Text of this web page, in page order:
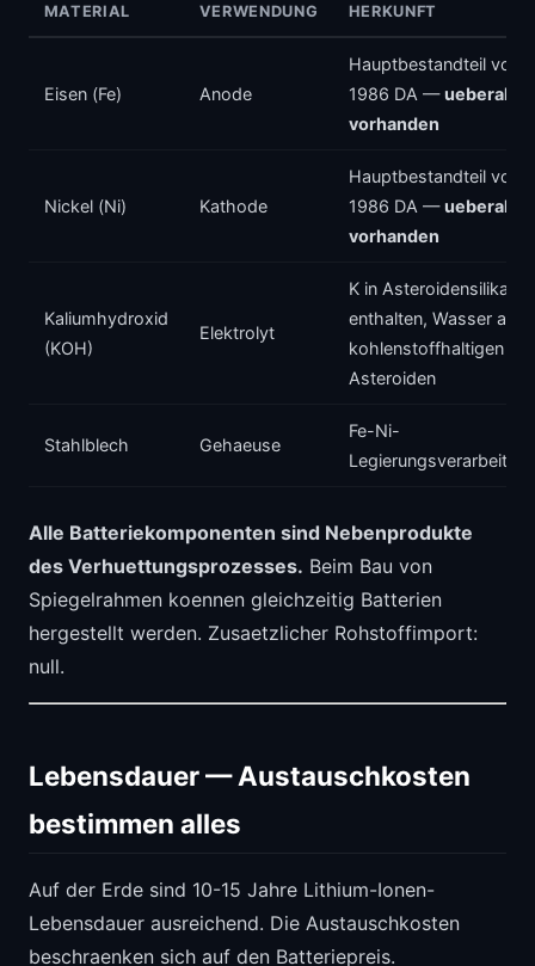
MATERIAL VERWENDUNG HERKUNFT
Eisen (Fe) Anode
Hauptbestandteil von
1986 DA —ueberall
vorhanden
Nickel (Ni) Kathode
Hauptbestandteil von
1986 DA —ueberall
vorhanden
Kaliumhydroxid
(KOH)
Elektrolyt
K in Asteroidensilikaten
enthalten, Wasser aus
kohlenstoffhaltigen
Asteroiden
Stahlblech Gehaeuse
Fe-Ni-
Alle Batteriekomponenten sind Nebenprodukte
des Verhuettungsprozesses. Beim Bau von
Spiegelrahmen koennen gleichzeitig Batterien
hergestellt werden. Zusaetzlicher Rohstoffimport:
null.
Lebensdauer — Austauschkosten
bestimmen alles
Auf der Erde sind 10-15 Jahre Lithium-Ionen-
Lebensdauer ausreichend. Die Austauschkosten
beschraenken sich auf den Batteriepreis.